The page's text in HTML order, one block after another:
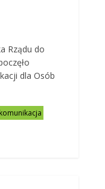
Rządu do
dla Osób
komunikacja